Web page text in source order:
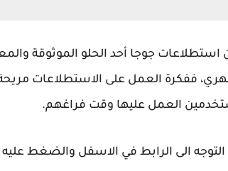
استطلاعات جوجا أحد الحلو الموثوقة
ففكرة العمل على الاستطلاعات
العمل عليها وقت فراغهم.
الى الرابط في الاسفل والضغط